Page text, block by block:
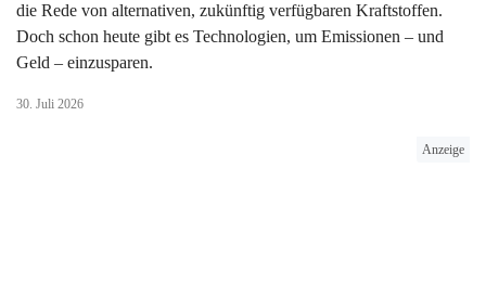
die Rede von alternativen, zukünftig verfügbaren Kraftstoffen.
Doch schon heute gibt es Technologien, um Emissionen – und
Geld – einzusparen.
30. Juli 2026
Anzeige